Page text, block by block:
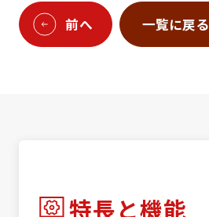
前へ 一覧に戻る
特長と機能